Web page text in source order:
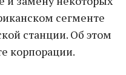
сегменте
станции. Об этом
корпорации.